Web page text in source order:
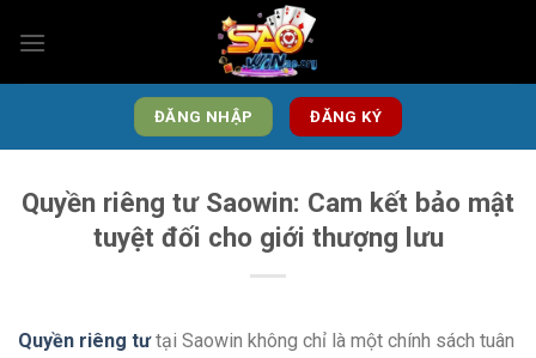
qua
ĐĂNG NHẬP ĐĂNG KÝ
Quyền riêng tư Saowin: Cam kết bảo mật
tuyệt đối cho giới thượng lưu
Quyền riêng tưtại Saowin không chỉ là một chính sách tuân